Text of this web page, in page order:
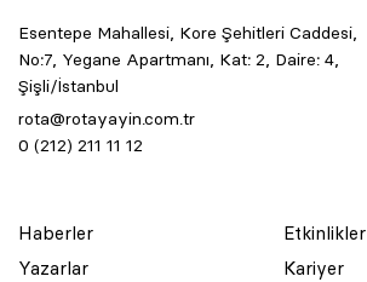
Esentepe Mahallesi, Kore Şehitleri Caddesi,
No:7, Yegane Apartmanı, Kat: 2, Daire: 4,
Şişli/İstanbul
rota@rotayayin.com.tr
0 (212) 211 11 12
Haberler
Yazarlar
Etkinlikler
Kariyer